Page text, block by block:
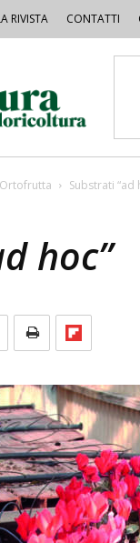
RIVISTA CONTATTI
Ortofrutta Substrati “ad
hoc”